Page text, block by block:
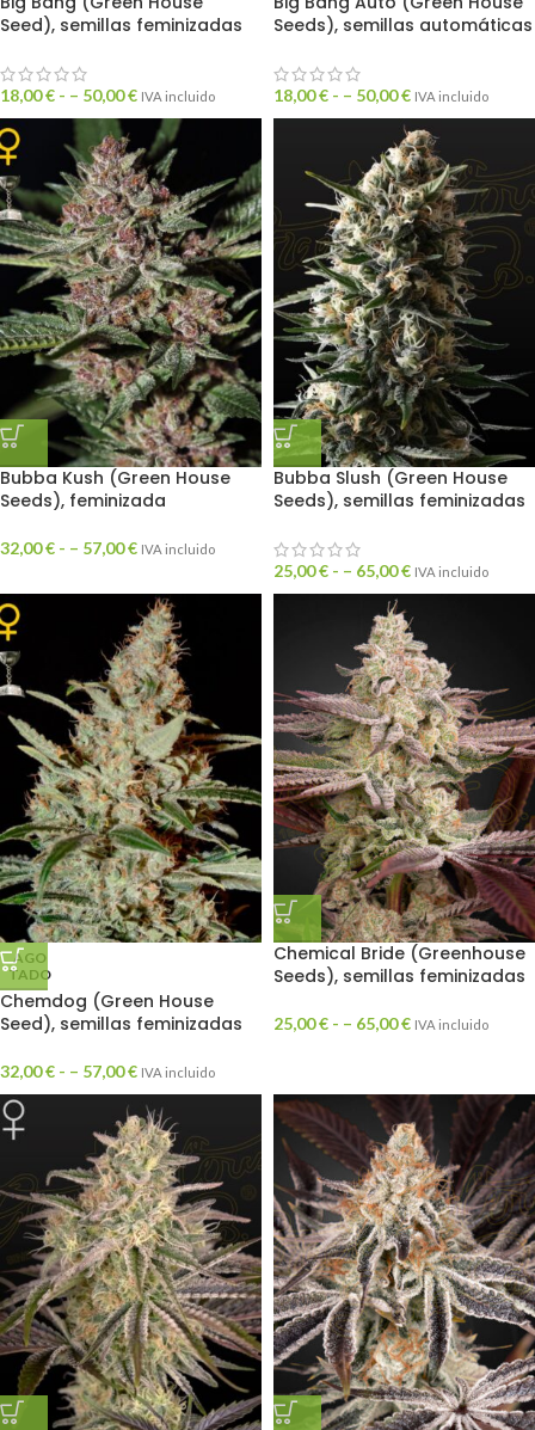
Seed), semillas feminizadas
18,00€ - – 50,00€ IVA incluido
Seeds), semillas automáticas
18,00€ - – 50,00€ IVA incluido
Bubba Kush (Green House
Seeds), feminizada
32,00€ - – 57,00€ IVA incluido
Bubba Slush (Green House
Seeds), semillas feminizadas
25,00€ - – 65,00€ IVA incluido
AGO
TADO
Chemdog (Green House
Seed), semillas feminizadas
32,00€ - – 57,00€ IVA incluido
Chemical Bride (Greenhouse
Seeds), semillas feminizadas
25,00€ - – 65,00€ IVA incluido